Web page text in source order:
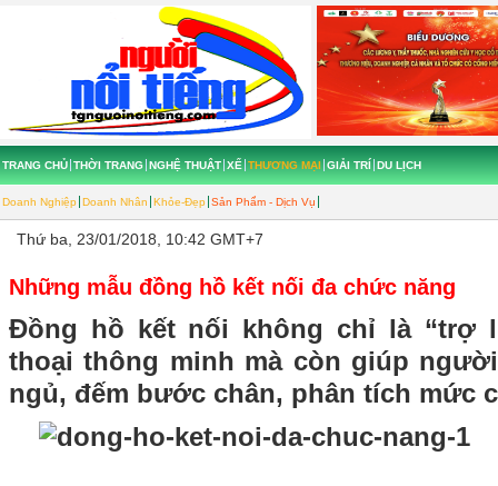
TRANG CHỦ THỜI TRANG NGHỆ THUẬT XẾ THƯƠNG MẠI
Doanh Nghiệp Doanh Nhân Khỏe-Đẹp Sản Phẩm - Dịch Vụ
GIẢI TRÍ DU LỊCH
Thứ ba, 23/01/2018, 10:42 GMT+7
Những mẫu đồng hồ kết nối đa chức năng
Đồng hồ kết nối không chỉ là “trợ
thoại thông minh mà còn giúp
ngủ, đếm bước chân, phân tích mức